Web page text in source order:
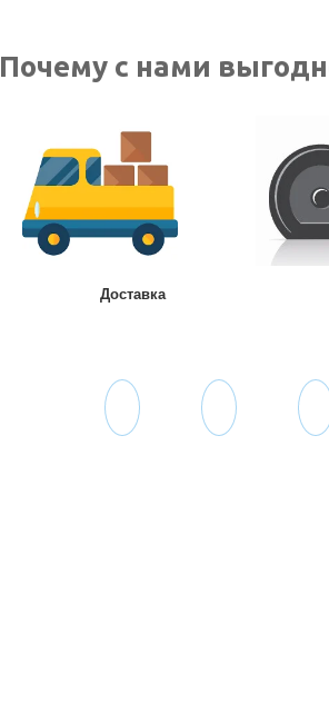
Почему с нами
Доставка